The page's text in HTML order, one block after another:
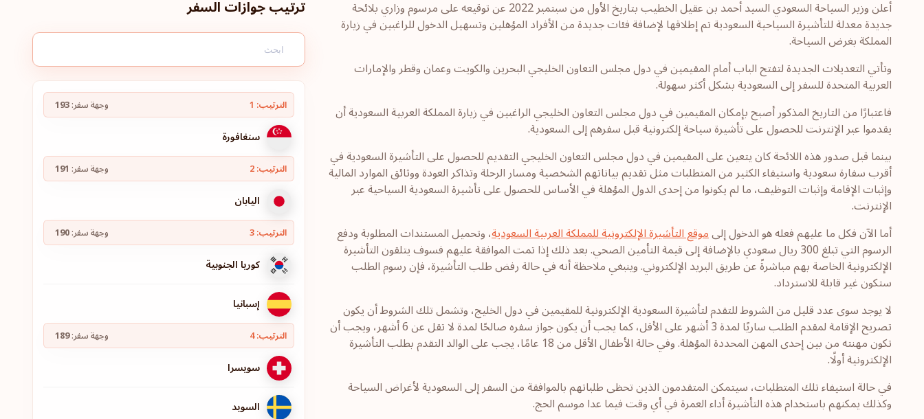
أعلن وزير السياحة السعودي السيد أحمد بن عقيل الخطيب بتاريخ الأول من سبتمبر 2022 عن توقيعه على مرسوم وزاري بلائحة
جديدة معدلة للتأشيرة السياحية السعودية تم إطلاقها لإضافة فئات جديدة من الأفراد المؤهلين وتسهيل الدخول للراغبين في زيارة
المملكة بغرض السياحة.
وتأتي التعديلات الجديدة لتفتح الباب أمام المقيمين في دول مجلس التعاون الخليجي البحرين والكويت وعمان وقطر والإمارات
العربية المتحدة للسفر إلى السعودية بشكل أكثر سهولة.
فاعتبارًا من التاريخ المذكور أصبح بإمكان المقيمين في دول مجلس التعاون الخليجي الراغبين في زيارة المملكة العربية السعودية أن
يقدموا عبر الإنترنت للحصول على تأشيرة سياحة إلكترونية قبل سفرهم إلى السعودية.
بينما قبل صدور هذه اللائحة كان يتعين على المقيمين في دول مجلس التعاون الخليجي التقديم للحصول على التأشيرة السعودية في
أقرب سفارة سعودية واستيفاء الكثير من المتطلبات مثل تقديم بياناتهم الشخصية ومسار الرحلة وتذاكر العودة ووثائق الموارد المالية
وإثبات الإقامة وإثبات التوظيف، ما لم يكونوا من إحدى الدول المؤهلة في الأساس للحصول على تأشيرة السعودية السياحية عبر
الإنترنت.
أما الآن فكل ما عليهم فعله هو الدخول إلىموقع التأشيرة الإلكترونية للمملكة العربية السعودية، وتحميل المستندات المطلوبة ودفع
الرسوم التي تبلغ 300 ريال سعودي بالإضافة إلى قيمة التأمين الصحي. بعد ذلك إذا تمت الموافقة عليهم فسوف يتلقون التأشيرة
الإلكترونية الخاصة بهم مباشرةً عن طريق البريد الإلكتروني. وينبغي ملاحظة أنه في حالة رفض طلب التأشيرة، فإن رسوم الطلب
ستكون غير قابلة للاسترداد.
لا يوجد سوى عدد قليل من الشروط للتقدم لتأشيرة السعودية الإلكترونية للمقيمين في دول الخليج، وتشمل تلك الشروط أن يكون
تصريح الإقامة لمقدم الطلب ساريًا لمدة 3 أشهر على الأقل، كما يجب أن يكون جواز سفره صالحًا لمدة لا تقل عن 6 أشهر، ويجب أن
تكون مهنته من بين إحدى المهن المحددة المؤهلة. وفي حالة الأطفال الأقل من 18 عامًا، يجب على الوالد التقدم بطلب التأشيرة
الإلكترونية أولًا.
في حالة استيفاء تلك المتطلبات، سيتمكن المتقدمون الذين تحظى طلباتهم بالموافقة من السفر إلى السعودية لأغراض السياحة
وكذلك يمكنهم باستخدام هذه التأشيرة أداء العمرة في أي وقت فيما عدا موسم الحج.
ترتيب جوازات السفر
الترتيب: 1 وجهة سفر:193
سنغافورة
الترتيب: 2 وجهة سفر:191
اليابان
الترتيب: 3 وجهة سفر:190
كوريا الجنوبية
إسبانيا
الترتيب: 4 وجهة سفر:189
سويسرا
السويد